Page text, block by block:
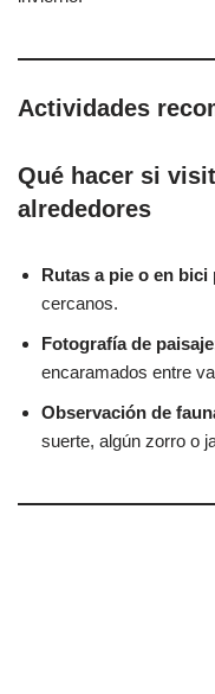
Actividades
Qué hacer si
alrededores
Rutas a pie o en bici
cercanos.
Fotografía de paisaje
encaramados entre
Observación de
suerte, algún zorro o